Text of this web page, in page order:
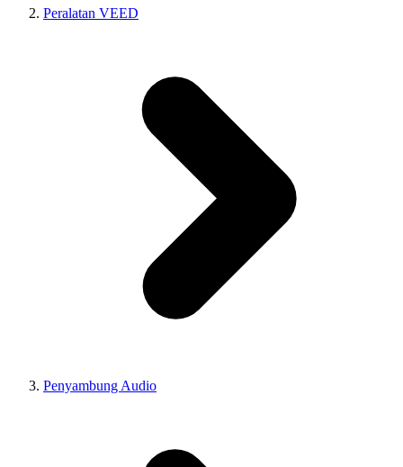
Peralatan VEED
Penyambung Audio